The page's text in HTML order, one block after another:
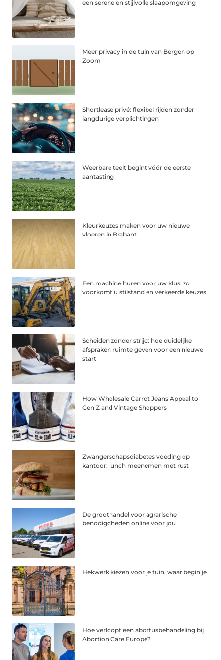
een serene en stijlvolle slaapomgeving
Meer privacy in de tuin van Bergen op
Zoom
Shortlease privé: flexibel rijden zonder
langdurige verplichtingen
Weerbare teelt begint vóór de eerste
aantasting
Kleurkeuzes maken voor uw nieuwe
vloeren in Brabant
Een machine huren voor uw klus: zo
voorkomt u stilstand en verkeerde keuzes
Scheiden zonder strijd: hoe duidelijke
afspraken ruimte geven voor een nieuwe
start
How Wholesale Carrot Jeans Appeal to
Gen Z and Vintage Shoppers
Zwangerschapsdiabetes voeding op
kantoor: lunch meenemen met rust
De groothandel voor agrarische
benodigdheden online voor jou
Hekwerk kiezen voor je tuin, waar begin je
Hoe verloopt een abortusbehandeling bij
Abortion Care Europe?